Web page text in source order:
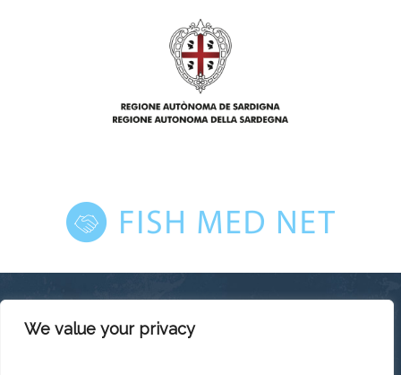
We value your privacy